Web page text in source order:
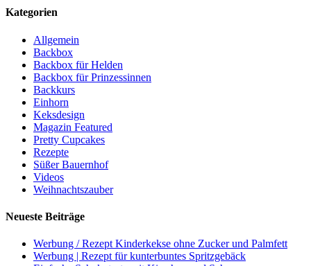
Kategorien
Allgemein
Backbox
Backbox für Helden
Backbox für Prinzessinnen
Backkurs
Einhorn
Keksdesign
Magazin Featured
Pretty Cupcakes
Rezepte
Süßer Bauernhof
Videos
Weihnachtszauber
Neueste Beiträge
Werbung / Rezept Kinderkekse ohne Zucker und Palmfett
Werbung | Rezept für kunterbuntes Spritzgebäck